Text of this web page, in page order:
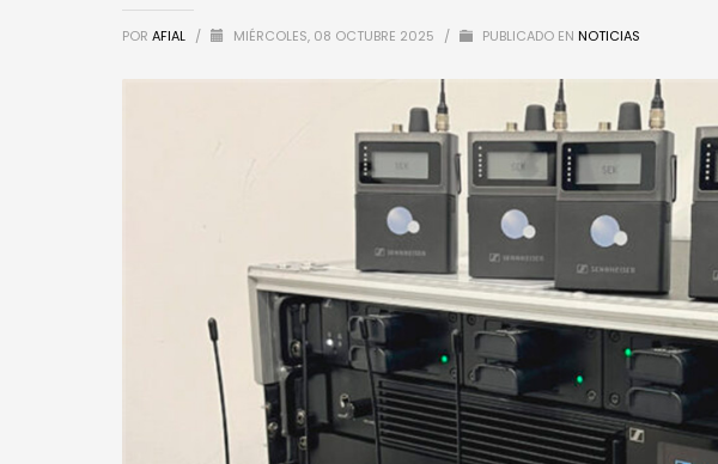
POR AFIAL / MIÉRCOLES, 08 OCTUBRE 2025 / PUBLICADO EN NOTICIAS